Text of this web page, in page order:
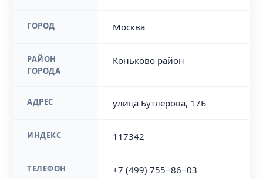
ГОРОД Москва
РАЙОН
ГОРОДА
Коньково район
АДРЕС улица Бутлерова, 17Б
ИНДЕКС 117342
ТЕЛЕФОН +7 (499) 755‒86‒03